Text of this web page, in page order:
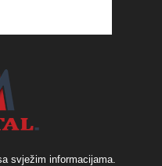
svježim informacijama.